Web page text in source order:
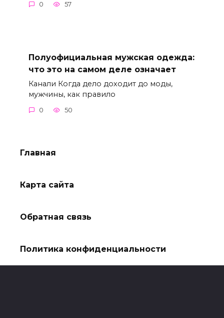
0 57
Полуофициальная мужская одежда:
что это на самом деле означает
Канали Когда дело доходит до моды,
мужчины, как правило
0 50
Главная
Карта сайта
Обратная связь
Политика конфиденциальности